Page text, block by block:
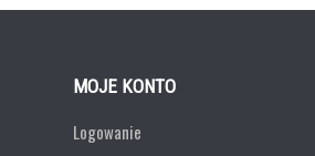
MOJE KONTO
Logowanie